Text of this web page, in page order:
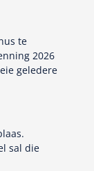
te
2026
geledere
sal die